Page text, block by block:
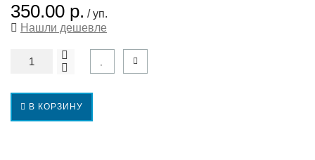
350.00 р. / уп.
Нашли дешевле
В КОРЗИНУ